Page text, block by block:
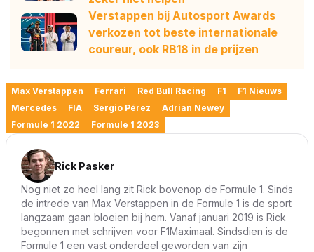
Verstappen bij Autosport Awards
verkozen tot beste internationale
coureur, ook RB18 in de prijzen
Max Verstappen Ferrari Red Bull Racing F1
F1 Nieuws
Mercedes
FIA Sergio Pérez
Adrian Newey
Formule 1 2022
Formule 1 2023
Rick Pasker
Nog niet zo heel lang zit Rick bovenop de Formule 1. Sinds
de intrede van Max Verstappen in de Formule 1 is de sport
langzaam gaan bloeien bij hem. Vanaf januari 2019 is Rick
begonnen met schrijven voor F1Maximaal. Sindsdien is de
Formule 1 een vast onderdeel geworden van zijn